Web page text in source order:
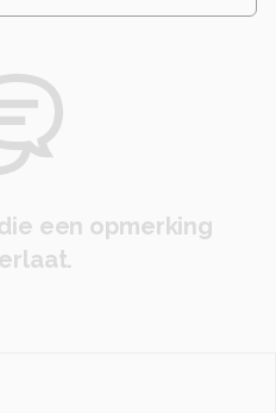
een opmerking